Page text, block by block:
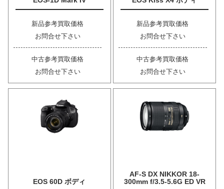
新品参考買取価格
お問合せ下さい
中古参考買取価格
お問合せ下さい
新品参考買取価格
お問合せ下さい
中古参考買取価格
お問合せ下さい
EOS 60D ボディ
AF-S DX NIKKOR 18-
300mm f/3.5-5.6G ED VR